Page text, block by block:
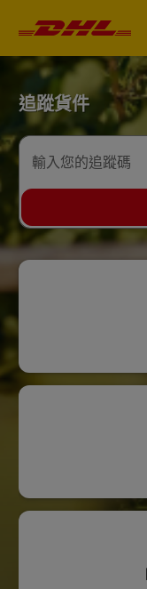
DHL
Home
追蹤貨件
輸入您的追蹤碼